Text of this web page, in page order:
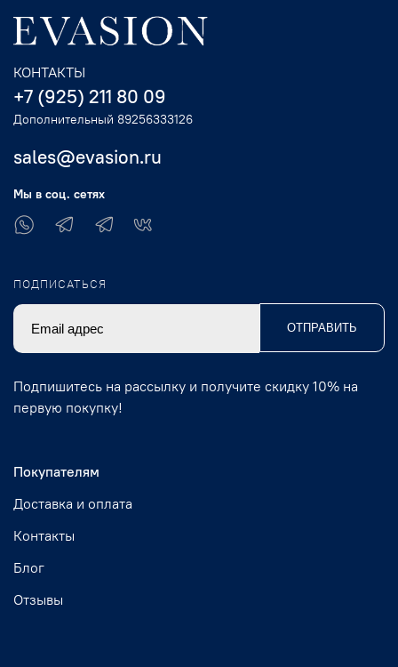
Покупателям
Доставка и оплата
Контакты
Блог
Отзывы
КОНТАКТЫ
+7 (925) 211 80 09
Дополнительный 89256333126
sales@evasion.ru
Мы в соц. сетях
ПОДПИСАТЬСЯ
ОТПРАВИТЬ
Подпишитесь на рассылку и получите скидку 10% на
первую покупку!